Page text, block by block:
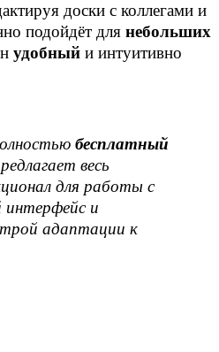
доски с коллегами и
подойдёт для небольших
удобный и интуитивно
бесплатный
весь
для работы с
и
адаптации к